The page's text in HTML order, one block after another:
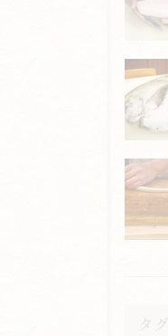
タグ